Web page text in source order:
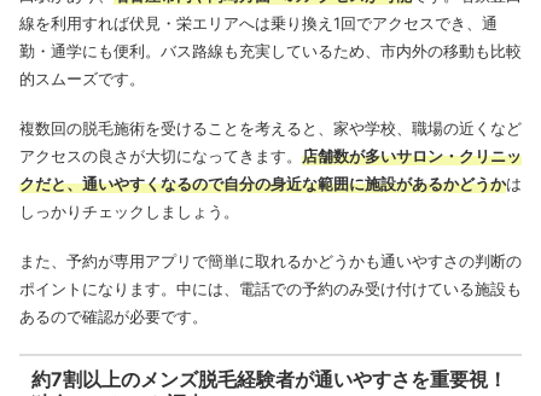
線を利用すれば伏見・栄エリアへは乗り換え1回でアクセスでき、通
勤・通学にも便利。バス路線も充実しているため、市内外の移動も比較
的スムーズです。
複数回の脱毛施術を受けることを考えると、家や学校、職場の近くなど
アクセスの良さが大切になってきます。 店舗数が多いサロン・クリニッ
クだと、通いやすくなるので自分の身近な範囲に施設があるかどうかは
しっかりチェックしましょう。
また、予約が専用アプリで簡単に取れるかどうかも通いやすさの判断の
ポイントになります。中には、電話での予約のみ受け付けている施設も
あるので確認が必要です。
約7割以上のメンズ脱毛経験者が通いやすさを重要視！